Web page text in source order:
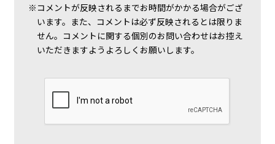
コメントが反映されるまでお時間がかかる場合がござ
います。また、コメントは必ず反映されるとは限りま
せん。コメントに関する個別のお問い合わせはお控え
いただきますようよろしくお願いします。